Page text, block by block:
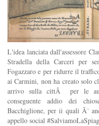
L'idea lanciata dall'assessore
Stradella della Carceri per
Fogazzaro e per ridurre il
ai Carmini, non ha creato solo
arrivo sulla cittÃ per le
conseguente addio dei
Bacchiglione, per ii quali Ã¨
appello social